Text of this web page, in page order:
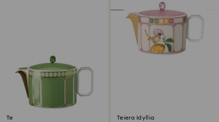
Teiera Signum Teiera Idyllia